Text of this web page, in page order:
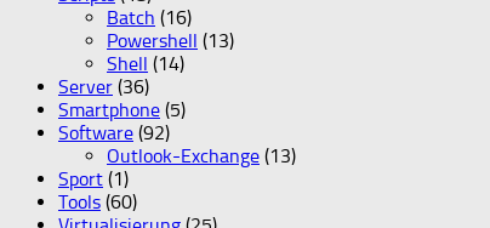
Batch (16)
Powershell (13)
Shell (14)
Server (36)
Smartphone (5)
Software (92)
Outlook-Exchange (13)
Sport (1)
Tools (60)